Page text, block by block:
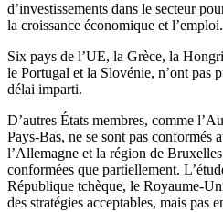
d’investissements dans le secteur
la croissance économique et l’emploi.
Six pays de l’UE, la Grèce, la
le Portugal et la Slovénie, n’ont pas
délai imparti.
D’autres États membres, comme
Pays-Bas, ne se sont pas conformés
l’Allemagne et la région de
conformées que partiellement.
République tchèque, le Royaume-
des stratégies acceptables, mais pas